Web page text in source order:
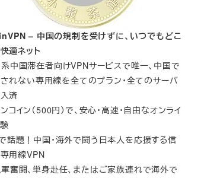
– 中国の規制を受けずに、いつでもどこ
適ネット
中国滞在者向けVPNサービスで唯一、中国で
れない専用線を全てのプラン・全てのサーバ
済
コイン（500円）で、安心・高速・自由なオンライ
話題！中国・海外で闘う日本人を応援する信
用線VPN
奮闘、単身赴任、またはご家族連れで海外で